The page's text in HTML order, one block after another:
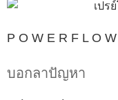
P O W E R F L O W
บอกลาปัญหา